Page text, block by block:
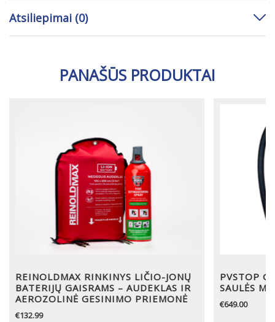
Atsiliepimai (0)
PANAŠŪS PRODUKTAI
REINOLDMAX RINKINYS LIČIO-JONŲ
BATERIJŲ GAISRAMS – AUDEKLAS IR
AEROZOLINĖ GESINIMO PRIEMONĖ
€132.99
PVSTOP
SAULĖS
€649.00